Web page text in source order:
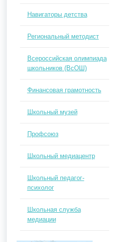
Навигаторы детства
Региональный методист
Всероссийская олимпиада
школьников (ВсОШ)
Финансовая грамотность
Школьный музей
Профсоюз
Школьный медиацентр
Школьный педагог-
психолог
Школьная служба
медиации